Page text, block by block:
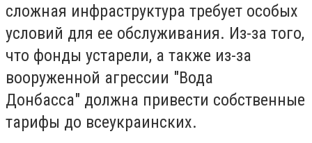
сложная инфраструктура требует особых
условий для ее обслуживания. Из-за того,
что фонды устарели, а также из-за
вооруженной агрессии "Вода
Донбасса" должна привести собственные
тарифы до всеукраинских.